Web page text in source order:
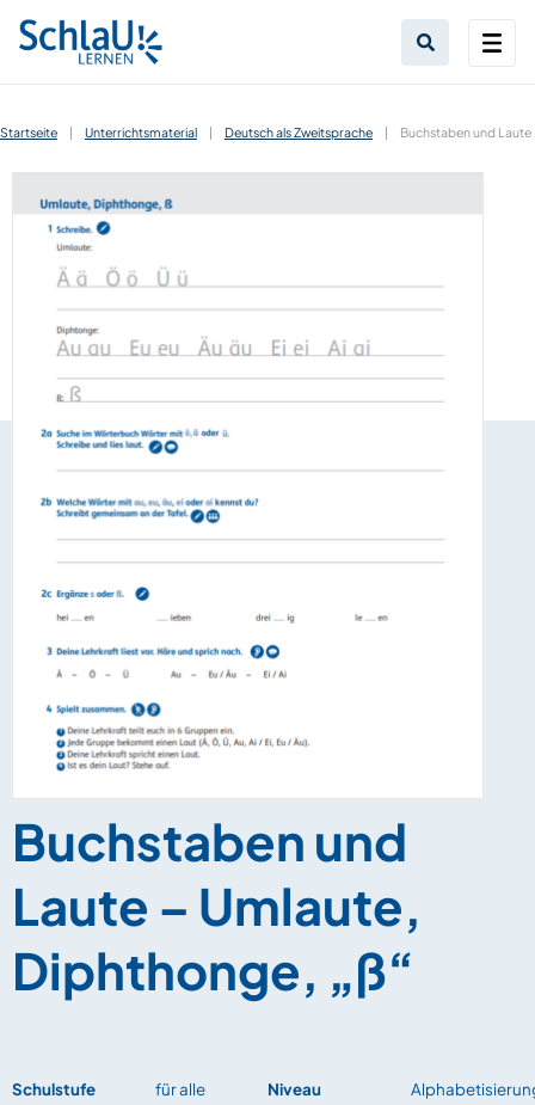
Startseite | Unterrichtsmaterial | Deutsch als Zweitsprache | Buchstaben und Laute
Buchstaben und
Laute – Umlaute,
Diphthonge, „ß“
Schulstufe für alle Niveau